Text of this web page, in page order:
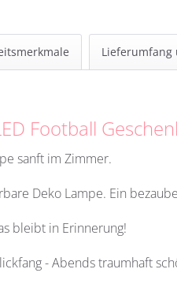
Lieferumfang
Football
sanft im Zimmer.
Deko Lampe. Ein
bleibt in Erinnerung!
- Abends traumhaft